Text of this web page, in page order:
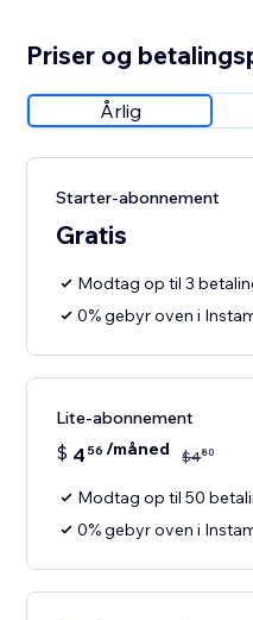
Priser og
Årlig
Starter-abonnement
Gratis
Modtag op til 3
0% gebyr oven i
Lite-abonnement
$ 4 56 /måned $480
Modtag op til 50
0% gebyr oven i